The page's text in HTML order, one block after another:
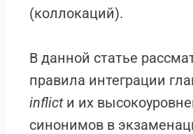
(коллокаций).
В данной статье
правила интеграции
inflictи их
синонимов в